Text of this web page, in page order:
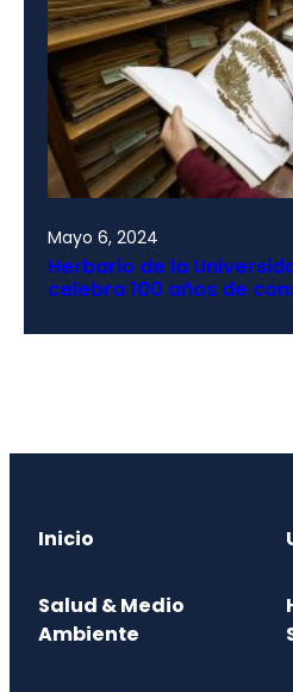
Mayo 6, 2024
Herbario de la
celebra 100 años de
Inicio
Salud & Medio
Ambiente